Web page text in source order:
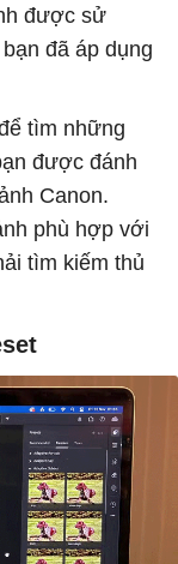
được sử
đã áp dụng
tìm những
được đánh
Canon.
phù hợp với
tìm kiếm thủ